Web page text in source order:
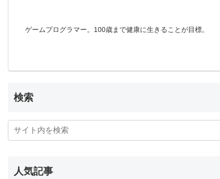
ゲームプログラマー。100歳まで健康に生きることが目標。
検索
人気記事